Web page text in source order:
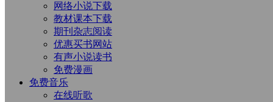
网络小说下载
教材课本下载
期刊杂志阅读
优惠买书网站
有声小说读书
免费漫画
免费音乐
在线听歌